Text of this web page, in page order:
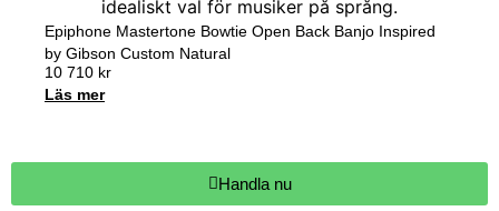
Epiphone Mastertone Bowtie Open Back Banjo Inspired
by Gibson Custom Natural
10 710 kr
Läs mer
Handla nu